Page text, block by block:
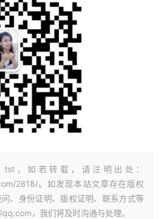
，如若转载，请注明出处：
2818/。如发现本站文章存在版权
、身份证明、版权证明、联系方式等
，我们将及时沟通与处理。